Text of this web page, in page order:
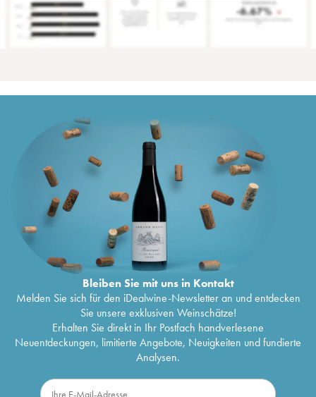
Bleiben Sie mit uns in Kontakt
Melden Sie sich für den iDealwine-Newsletter an und entdecken
Sie unsere exklusiven Weinschätze!
Erhalten Sie direkt in Ihr Postfach handverlesene
Neuentdeckungen, limitierte Angebote, Neuigkeiten und fundierte
Analysen.